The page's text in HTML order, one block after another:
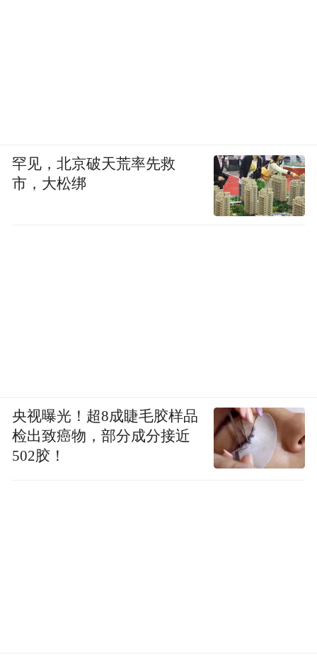
罕见，北京破天荒率先救
市，大松绑
央视曝光！超8成睫毛胶样品
检出致癌物，部分成分接近
502胶！